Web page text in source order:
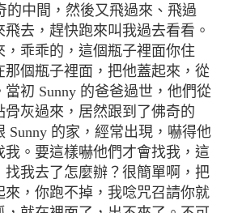
的中間，然後又飛過來、飛過
去，趕快跑來叫我過去看看。
，乖乖的，這個瓶子裡面你住
那個瓶子裡面，把他蓋起來，從
當初 Sunny 的爸爸過世，他們從
骨灰過來，居然跟到了佛奇的
Sunny 的家，經常出現，嚇得他
我。要這樣嚇他們才會找我，這
找我去了怎麼辦？很簡單啊，把
來，你跑不掉，我唸咒召請你就